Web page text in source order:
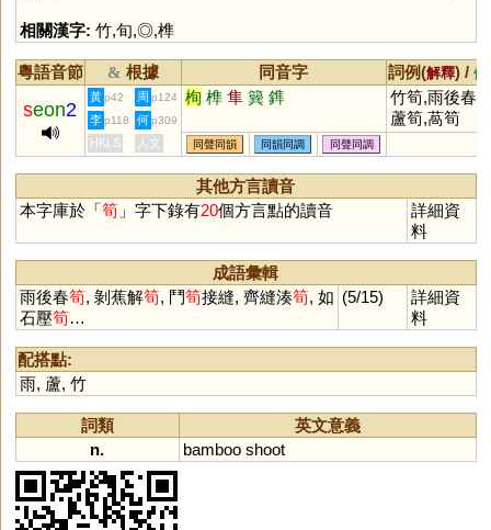
相關漢字: 竹,旬,◎,榫
粵語音節 & 根據 同音字 詞例(解釋) / 備
seon2
黃 p42 周 p124 栒 榫 隼 簨 鎨
竹筍,雨後春
蘆筍,萵筍
李 p118 何 p309
HKLS 人文 同聲同韻 同韻同調 同聲同調
其他方言讀音
本字庫於「筍」字下錄有20個方言點的讀音
詳細資
料
成語彙輯
雨後春筍, 剝蕉解筍, 鬥筍接縫, 齊縫湊筍, 如
石壓筍…
(5/15)
詳細資
料
配搭點:
雨, 蘆, 竹
詞類
英文意義
n.
bamboo shoot